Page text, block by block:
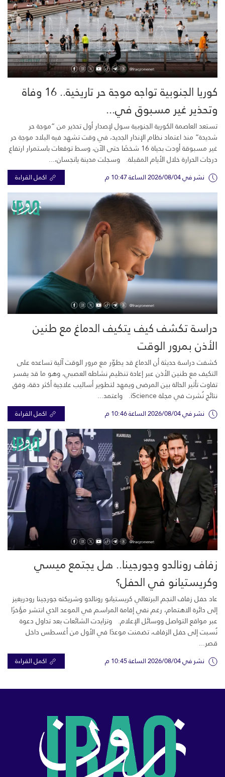
كوريا الجنوبية تواجه موجة حر تاريخية.. 16 وفاة
وتحذير غير مسبوق في...
تستعد العاصمة الكورية الجنوبية سول لإصدار أول تحذير من “موجة حر
شديدة” منذ اعتماد نظام الإنذار الجديد، في وقت تشهد فيه البلاد موجة حر
غير مسبوقة أودت بحياة 16 شخصًا حتى الآن، وسط توقعات باستمرار ارتفاع
درجات الحرارة خلال الأيام المقبلة. وسجلت مدينة يانجسان،...
نشر في 2026/08/04 الساعة 10:47 م اكمل القراءة
دراسة تكشف كيف يتكيف الدماغ مع طنين
الأذن بمرور الوقت
كشفت دراسة حديثة أن الدماغ قد يطوّر مع مرور الوقت آلية تساعده على
التكيف مع طنين الأذن عبر إعادة تنظيم نشاطه العصبي، وهو ما قد يفسر
تفاوت تأثير الحالة بين المرضى ويمهد لتطوير أساليب علاجية أكثر دقة، وفق
نتائج نُشرت في مجلة iScience. واعتمد...
نشر في 2026/08/04 الساعة 10:46 م اكمل القراءة
زفاف رونالدو وجورجينا.. هل يجتمع ميسي
وكريستيانو في الحفل؟
عاد حفل زفاف النجم البرتغالي كريستيانو رونالدو وشريكته جورجينا رودريغيز
إلى دائرة الاهتمام، رغم نفي إقامة المراسم في الموعد الذي انتشر مؤخرًا
عبر مواقع التواصل ووسائل الإعلام. وتزايدت الشائعات بعد تداول دعوة
نُسبت إلى حفل الزفاف، تضمنت موعدًا في الأول من أغسطس داخل
قصر...
نشر في 2026/08/04 الساعة 10:45 م اكمل القراءة